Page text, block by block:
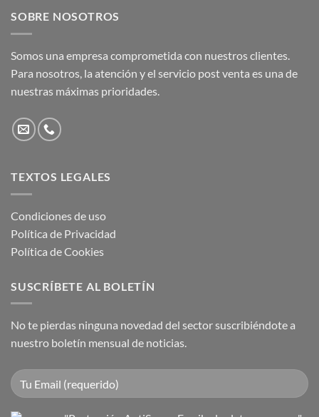
SOBRE NOSOTROS
Somos una empresa comprometida con nuestros clientes.
Para nosotros, la atención y el servicio post venta es una de
nuestras máximas prioridades.
TEXTOS LEGALES
Condiciones de uso
Política de Privacidad
Política de Cookies
SUSCRÍBETE AL BOLETÍN
No te pierdas ninguna novedad del sector suscribiéndote a
nuestro boletín mensual de noticias.